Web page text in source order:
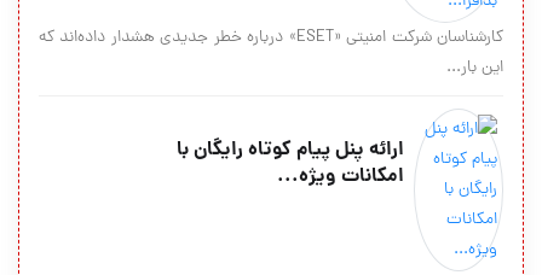
کارشناسان شرکت امنیتی «ESET» درباره خطر جدیدی هشدار داده‌اند که
این بار...
ارائه پنل پیام کوتاه رایگان با
امکانات ویژه...